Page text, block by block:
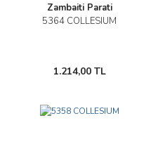
Zambaiti Parati
5364 COLLESIUM
1.214,00 TL